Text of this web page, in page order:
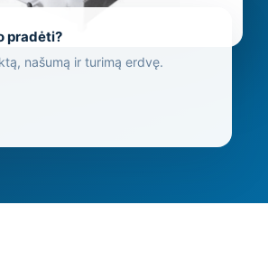
pradėti?
našumą ir turimą erdvę.